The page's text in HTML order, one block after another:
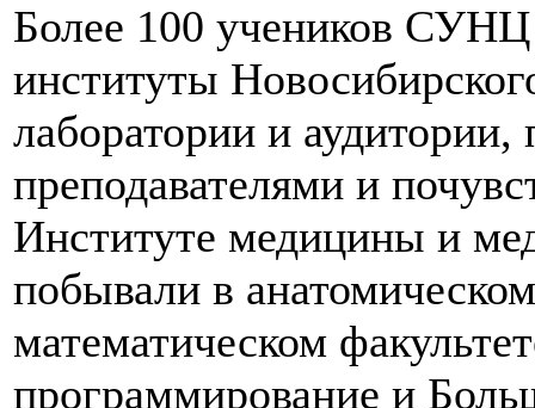
Более 100 учеников
институты
лаборатории и
преподавателями и
Институте медицины и
побывали в
математическом
программирование и